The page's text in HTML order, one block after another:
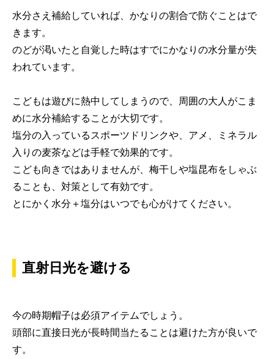
水分さえ補給していれば、かなりの割合で防ぐことはで
きます。
のどが渇いたと自覚した時はすでにかなりの水分量が失
われています。
こどもは遊びに熱中してしまうので、周囲の大人がこま
めに水分補給することが大切です。
塩分の入っているスポーツドリンクや、アメ、ミネラル
入りの麦茶などは手軽で効果的です。
こども向きではありませんが、梅干しや塩昆布をしゃぶ
ることも、対策として有効です。
とにかく水分＋塩分はいつでも心がけてください。
直射日光を避ける
今の時期帽子は必須アイテムでしょう。
頭部に直接日光が長時間当たることは避けた方が良いで
す。